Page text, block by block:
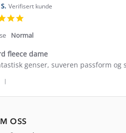
Lisbeth
S.
on
10
Jan
Verifisert kunde
rating
Normal
fleece dame
genser, suveren passform og
Review
S.
on
OSS